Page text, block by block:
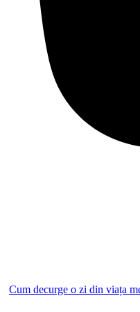
Cum decurge o zi din viața